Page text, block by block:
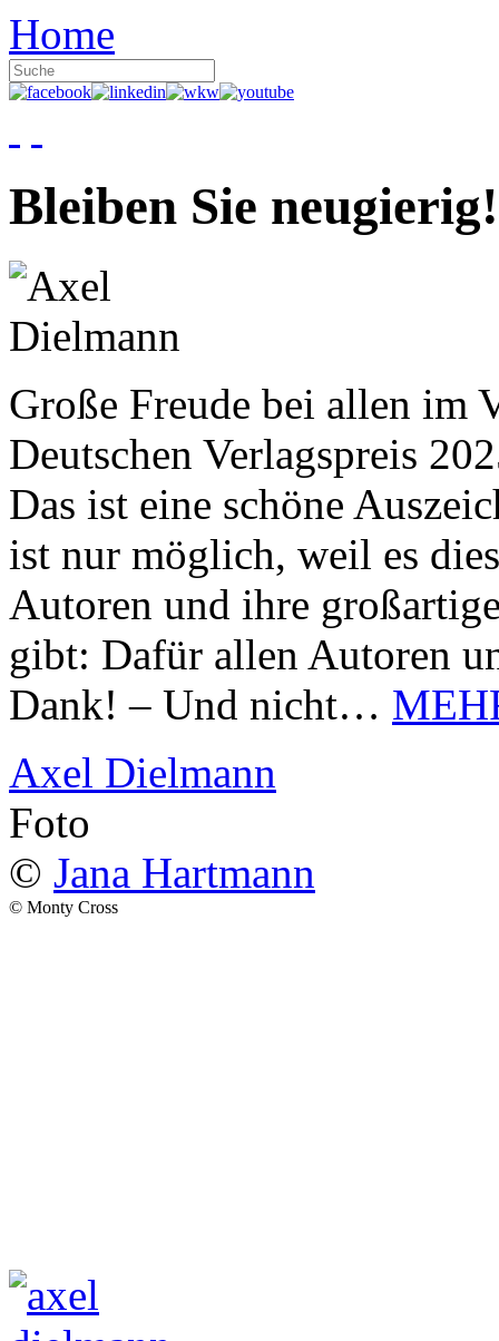
Home
Bleiben Sie neugierig!
Große Freude bei allen im
Deutschen Verlagspreis
Das ist eine schöne
ist nur möglich, weil es
Autoren und ihre
gibt: Dafür allen Autoren
Dank! – Und nicht…
Axel Dielmann
Foto
© Jana Hartmann
© Monty Cross